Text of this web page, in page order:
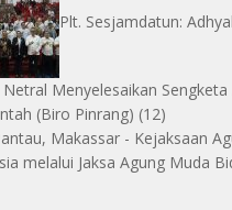
Plt. Sesjamdatun:
Menyelesaikan
(Biro Pinrang) (12)
Makassar - Kejaksaan
melalui Jaksa Agung Muda